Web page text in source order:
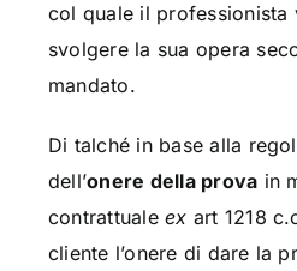
col quale il professionista
svolgere la sua opera
mandato.
Di talché in base alla
dell’onere della prova in
contrattualeex art 1218
cliente l’onere di dare la